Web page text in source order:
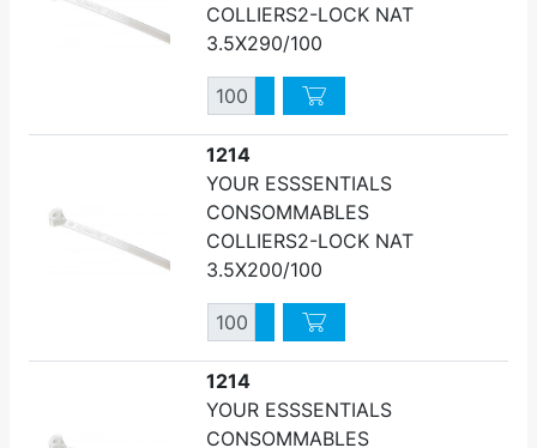
COLLIERS2-LOCK NAT
3.5X290/100
QuantitéAugmenter quantité
Diminuer quantité
1214
YOUR ESSSENTIALS
CONSOMMABLES
COLLIERS2-LOCK NAT
3.5X200/100
QuantitéAugmenter quantité
Diminuer quantité
1214
YOUR ESSSENTIALS
CONSOMMABLES